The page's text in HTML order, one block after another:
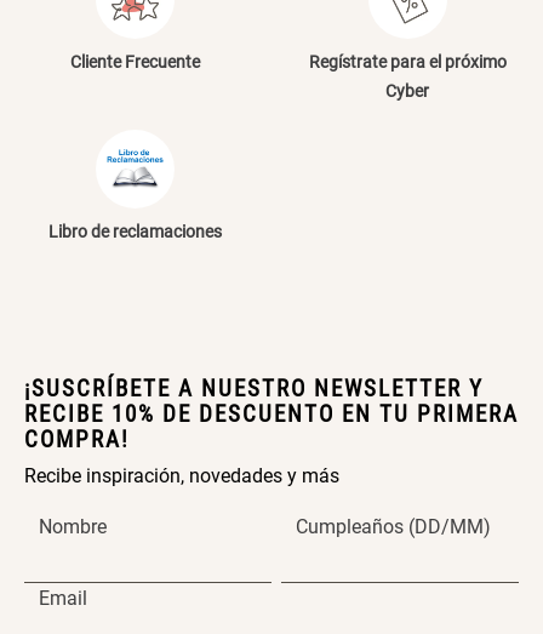
Cliente Frecuente
Regístrate para el próximo
Cyber
Libro de reclamaciones
¡SUSCRÍBETE A NUESTRO NEWSLETTER Y
RECIBE 10% DE DESCUENTO EN TU PRIMERA
COMPRA!
Recibe inspiración, novedades y más
Nombre Cumpleaños (DD/MM)
Email